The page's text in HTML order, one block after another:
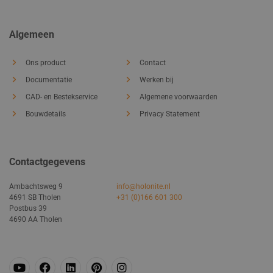
Algemeen
Ons product
Documentatie
CAD- en Bestekservice
Bouwdetails
Contact
Werken bij
Algemene voorwaarden
Privacy Statement
Contactgegevens
Ambachtsweg 9
4691 SB Tholen
Postbus 39
4690 AA Tholen
info@holonite.nl
+31 (0)166 601 300